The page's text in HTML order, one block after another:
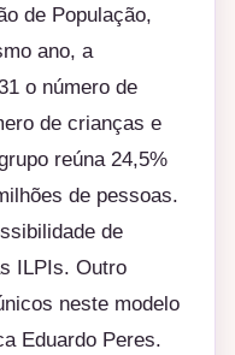
de População,
ano, a
o número de
de crianças e
reúna 24,5%
de pessoas.
de
ILPIs. Outro
neste modelo
Eduardo Peres.